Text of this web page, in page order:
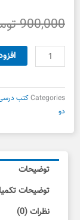
900,000
کامل
های
درسی
ششم
دست
عدد
Categoriesکتب
دو
توضیحات
توضیحات
نظرات (0)